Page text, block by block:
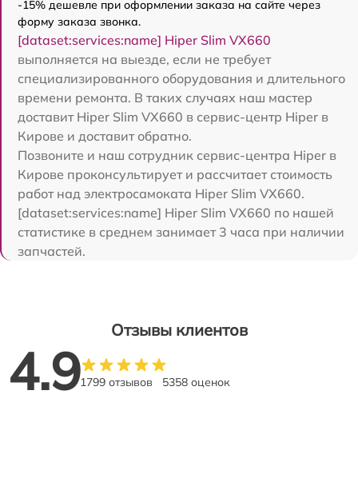
-15% дешевле при оформлении заказа на сайте через
форму заказа звонка.
[dataset:services:name] Hiper Slim VX660
выполняется на выезде, если не требует
специализированного оборудования и длительного
времени ремонта. В таких случаях наш мастер
доставит Hiper Slim VX660 в сервис-центр Hiper в
Кирове и доставит обратно.
Позвоните и наш сотрудник сервис-центра Hiper в
Кирове проконсультирует и рассчитает стоимость
работ над электросамоката Hiper Slim VX660.
[dataset:services:name] Hiper Slim VX660 по нашей
статистике в среднем занимает 3 часа при наличии
запчастей.
Отзывы клиентов
4.91799 отзывов 5358 оценок